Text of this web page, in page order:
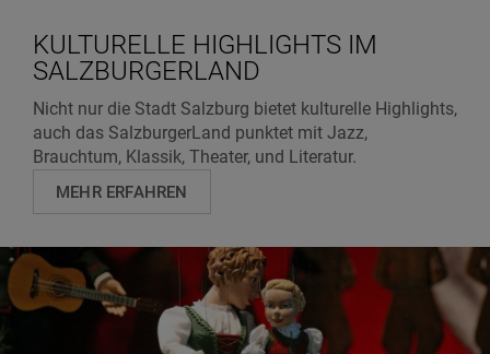
KULTURELLE HIGHLIGHTS IM
SALZBURGERLAND
Nicht nur die Stadt Salzburg bietet kulturelle Highlights,
auch das SalzburgerLand punktet mit Jazz,
Brauchtum, Klassik, Theater, und Literatur.
MEHR ERFAHREN